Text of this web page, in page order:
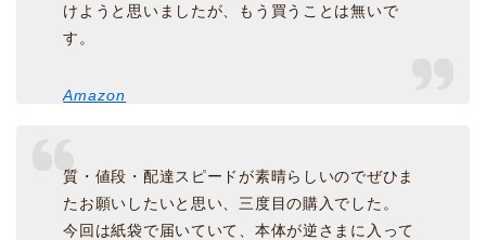
けようと思いましたが、もう買うことは無いで
す。
Amazon
質・値段・配達スピードが素晴らしいのでぜひま
たお願いしたいと思い、三度目の購入でした。
今回は紙袋で届いていて、本体が逆さまに入って